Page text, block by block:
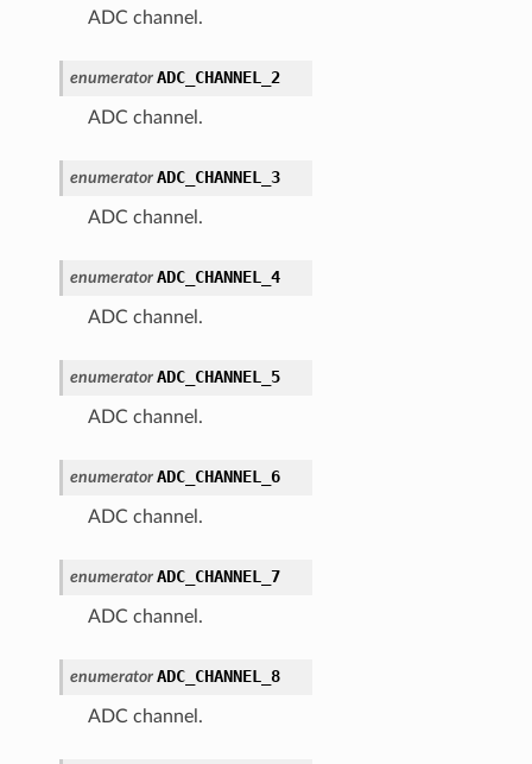
ADC channel.
enumerator ADC_CHANNEL_2
ADC channel.
enumerator ADC_CHANNEL_3
ADC channel.
enumerator ADC_CHANNEL_4
ADC channel.
enumerator ADC_CHANNEL_5
ADC channel.
enumerator ADC_CHANNEL_6
ADC channel.
enumerator ADC_CHANNEL_7
ADC channel.
enumerator ADC_CHANNEL_8
ADC channel.